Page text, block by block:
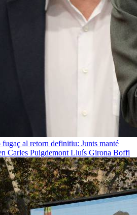
al retorn definitiu: Junts manté
Carles Puigdemont Lluís Girona Boffi